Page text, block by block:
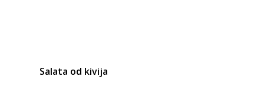
Salata od kivija